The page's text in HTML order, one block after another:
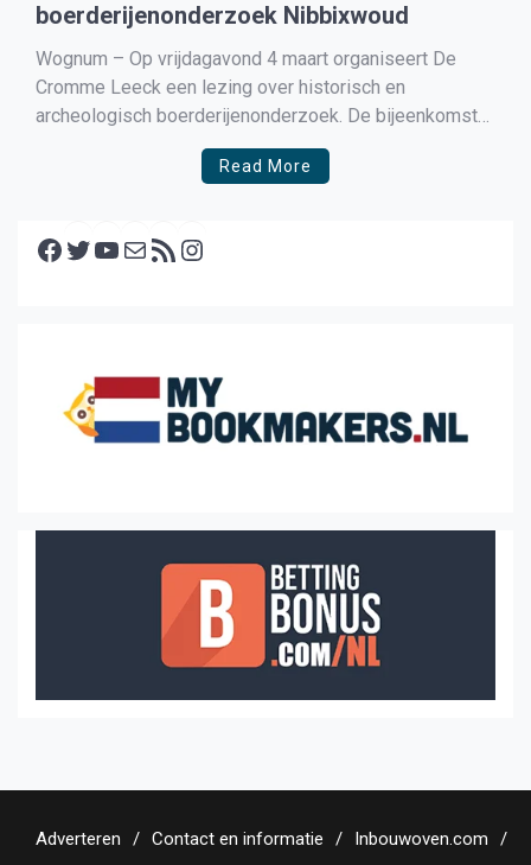
boerderijenonderzoek Nibbixwoud
Wognum – Op vrijdagavond 4 maart organiseert De
Cromme Leeck een lezing over historisch en
archeologisch boerderijenonderzoek. De bijeenkomst
vindt plaats in zaal Stam in Wognum en begint om 20
uur. Archeoloog Dieuwertje Duijn, verbonden aan de
Read More
Facebook Twitter YouTube E-mail RSS feed
Adverteren Contact en informatie Inbouwoven.com